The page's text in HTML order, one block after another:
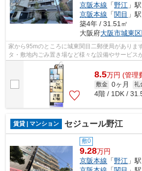
京阪本線 「野江 」
京阪本線 「関目 」
築4年 / 31.51㎡
大阪府大阪市城東区
家から95mのところに城東関目二郵便局がありま
タ・敷地内ごみ置き場など様々な設備やサービス
す。景色を眺めることには心を癒す効果があ...
8.5万円 (管理
敷金 0ヶ月 礼
4階 / 1DK /
賃貸 | マンション セジュール野江
敷0
9.28万円
京阪本線 「野江 」